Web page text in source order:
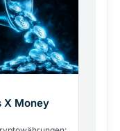
X Money